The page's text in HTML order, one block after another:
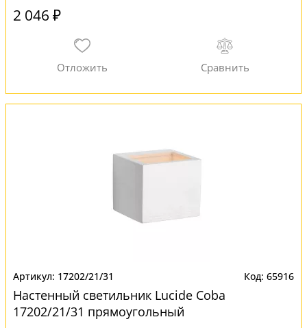
2 046 ₽
17202/21/31 65916
Настенный светильник Lucide Coba
17202/21/31 прямоугольный